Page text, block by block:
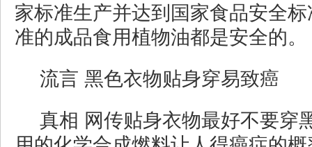
家标准生产并达到国家食品安全
准的成品食用植物油都是安全的。
流言 黑色衣物贴身穿易致癌
真相 网传贴身衣物最好不要穿